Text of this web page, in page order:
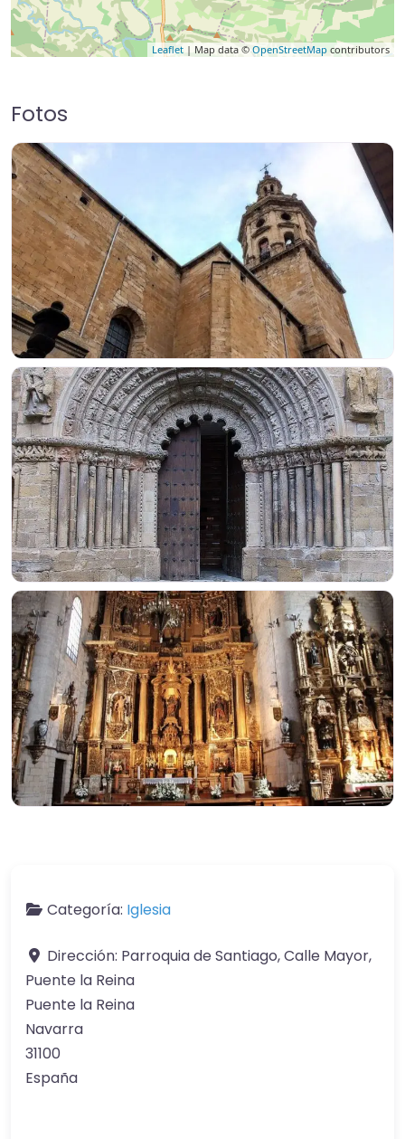
Leaflet | Map data © OpenStreetMap contributors
Fotos
Categoría: Iglesia
Dirección: Parroquia de Santiago, Calle Mayor,
Puente la Reina
Puente la Reina
Navarra
31100
España